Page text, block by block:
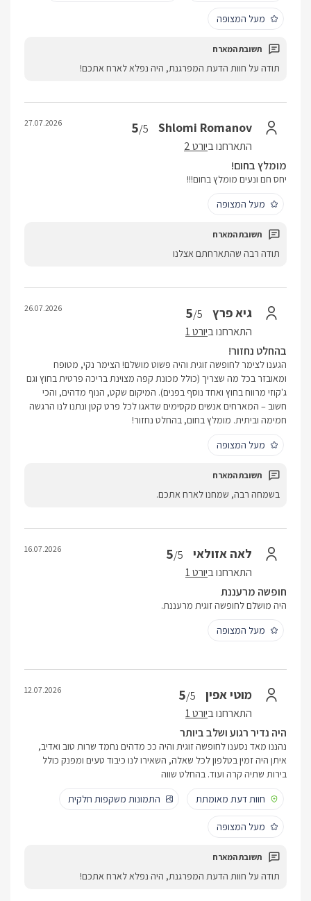
מעל המצופה
תודה על חוות הדעת המפרגנת, היה נפלא לארח אתכם!
Shlomi Romanov
5/5
התארחנו ביורט 2
27.07.2026
מומלץ בחום!
יחס חם ונעים מומלץ בחום!!!
מעל המצופה
תודה רבה שהתארחתם אצלנו
גיא פרץ 5/5
התארחנו ביורט 1
26.07.2026
בהחלט נחזור!
הגענו לצימר לחופשה זוגית והיה פשוט מושלם! הצימר נקי, מטופח
ומאובזר בכל מה שצריך (כולל מכונת קפה מצוינת בריכה פרטית בחוץ וגם
ג'קוזי מרווח בחוץ ואחד נוסף בפנים). המיקום שקט, הנוף מדהים, והכי
חשוב – המארחים אנשים מקסימים שדאגו לכל פרט קטן ונתנו לנו הרגשה
חמימה וביתית. מומלץ בחום, בהחלט נחזור!
מעל המצופה
בשמחה רבה, שמחנו לארח אתכם.
לאה אזולאי 5/5
התארחנו ביורט 1
16.07.2026
חופשה מרעננת
היה מושלם לחופשה זוגית מרעננת.
מעל המצופה
מוטי אפין 5/5
התארחנו ביורט 1
12.07.2026
היה נדיר רגוע ושלב ביותר
נהננו מאד נסענו לחופשה זוגית והיה ככ מדהים נחמד שרות טוב ואדיב,
איתן היה זמין בטלפון לכל שאלה, השאירו לנו כיבוד טעים ומפנק כולל
בירות שתיה קרה ועוד. בהחלט שווה
חוות דעת מאומתת
התמונות משקפות חלקית
מעל המצופה
תודה על חוות הדעת המפרגנת, היה נפלא לארח אתכם!